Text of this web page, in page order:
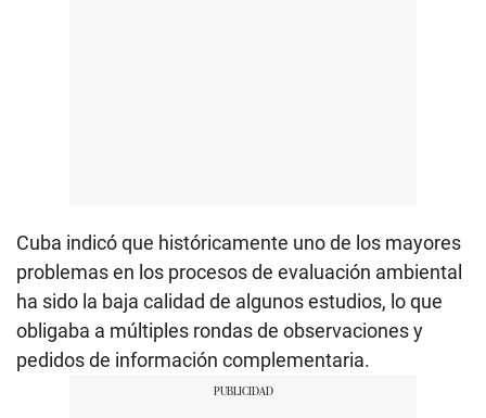
Cuba indicó que históricamente uno de los mayores
problemas en los procesos de evaluación ambiental
ha sido la baja calidad de algunos estudios, lo que
obligaba a múltiples rondas de observaciones y
pedidos de información complementaria.